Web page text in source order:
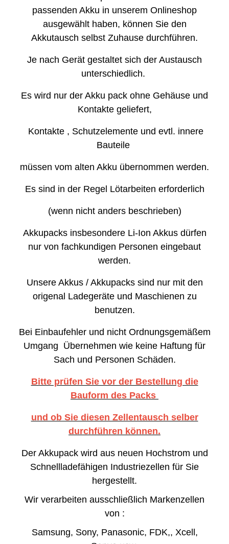
passenden Akku in unserem Onlineshop
ausgewählt haben, können Sie den
Akkutausch selbst Zuhause durchführen.
Je nach Gerät gestaltet sich der Austausch
unterschiedlich.
Es wird nur der Akku pack ohne Gehäuse und
Kontakte geliefert,
Kontakte , Schutzelemente und evtl. innere
Bauteile
müssen vom alten Akku übernommen werden.
Es sind in der Regel Lötarbeiten erforderlich
(wenn nicht anders beschrieben)
Akkupacks insbesondere Li-Ion Akkus dürfen
nur von fachkundigen Personen eingebaut
werden.
Unsere Akkus / Akkupacks sind nur mit den
origenal Ladegeräte und Maschienen zu
benutzen.
Bei Einbaufehler und nicht Ordnungsgemäßem
Umgang Übernehmen wie keine Haftung für
Sach und Personen Schäden.
Bitte prüfen Sie vor der Bestellung die
Bauform des Packs
und ob Sie diesen Zellentausch selber
durchführen können.
Der Akkupack wird aus neuen Hochstrom und
Schnellladefähigen Industriezellen für Sie
hergestellt.
Wir verarbeiten ausschließlich Markenzellen
von :
Samsung, Sony, Panasonic, FDK,, Xcell,